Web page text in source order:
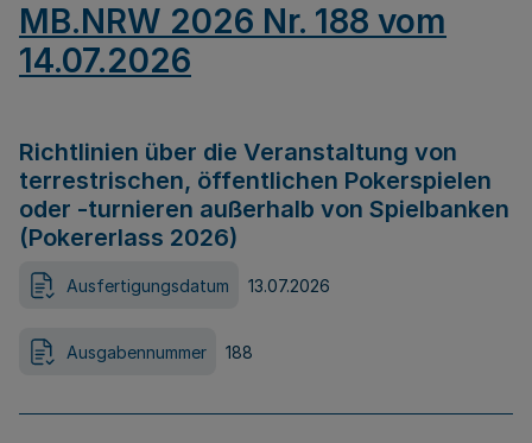
MB.NRW 2026 Nr. 188 vom
14.07.2026
Richtlinien über die Veranstaltung von
terrestrischen, öffentlichen Pokerspielen
oder -turnieren außerhalb von Spielbanken
(Pokererlass 2026)
Ausfertigungsdatum 13.07.2026
Ausgabennummer 188